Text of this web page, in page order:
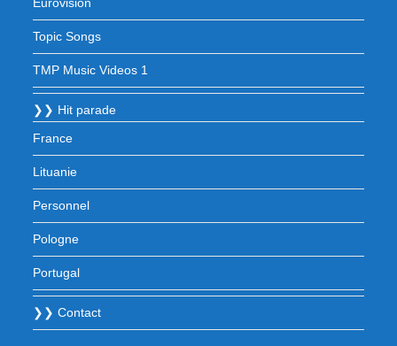
Topic Songs
TMP Music Videos 1
❯❯ Hit parade
France
Lituanie
Personnel
Pologne
Portugal
❯❯ Contact